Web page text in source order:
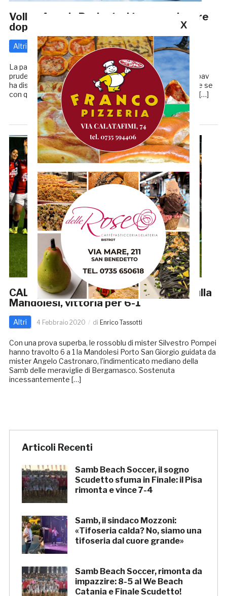
Volley Angels Project: si torna a giocare
dopo lo stop
Altri 3 Marzo 2020 diEnrico Tassotti
La pallavolo torna in campo. Dopo la settimana di stop
prudenziale, viste le preoccupazioni da corona virus, la Fipav
ha disposto che i campionati possano ricominciare, anche se
con qualche precauzione riguardanti le zone interessate […]
CALCIO FEMMINILE: Samb a valanga sulla
Mandolesi, vittoria per 6-1
Altri 4 Febbraio 2020 di Enrico Tassotti
Con una prova superba, le rossoblu di mister Silvestro Pompei
hanno travolto 6 a 1 la Mandolesi Porto San Giorgio guidata da
mister Angelo Castronaro, l’indimenticato mediano della
Samb delle meraviglie di Bergamasco. Sostenuta
incessantemente […]
Articoli Recenti
Samb Beach Soccer, il sogno
Scudetto sfuma in Finale: il Pisa
rimonta e vince 7-4
Samb, il sindaco Mozzoni:
«Tifoseria calda? No, siamo una
tifoseria dal cuore grande»
Samb Beach Soccer, rimonta da
impazzire: 8-5 al We Beach
Catania e Finale Scudetto!
X